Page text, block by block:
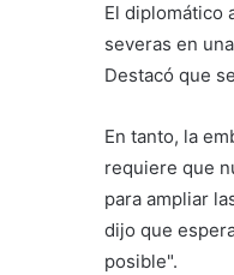
El diplomático
severas en
Destacó que
En tanto, la
requiere que
para ampliar
dijo que
posible".